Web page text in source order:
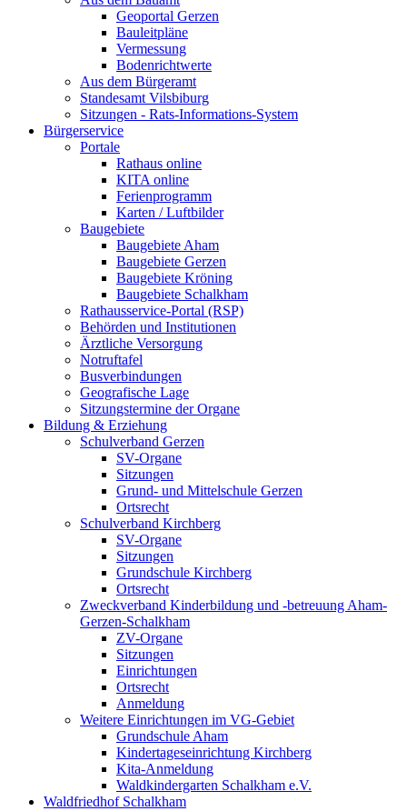
Geoportal Gerzen
Bauleitpläne
Vermessung
Bodenrichtwerte
Aus dem Bürgeramt
Standesamt Vilsbiburg
Sitzungen - Rats-Informations-System
Bürgerservice
Portale
Rathaus online
KITA online
Ferienprogramm
Karten / Luftbilder
Baugebiete
Baugebiete Aham
Baugebiete Gerzen
Baugebiete Kröning
Baugebiete Schalkham
Rathausservice-Portal (RSP)
Behörden und Institutionen
Ärztliche Versorgung
Notruftafel
Busverbindungen
Geografische Lage
Sitzungstermine der Organe
Bildung & Erziehung
Schulverband Gerzen
SV-Organe
Sitzungen
Grund- und Mittelschule Gerzen
Ortsrecht
Schulverband Kirchberg
SV-Organe
Sitzungen
Grundschule Kirchberg
Ortsrecht
Zweckverband Kinderbildung und -betreuung Aham-
Gerzen-Schalkham
ZV-Organe
Sitzungen
Einrichtungen
Ortsrecht
Anmeldung
Weitere Einrichtungen im VG-Gebiet
Grundschule Aham
Kindertageseinrichtung Kirchberg
Kita-Anmeldung
Waldkindergarten Schalkham e.V.
Waldfriedhof Schalkham